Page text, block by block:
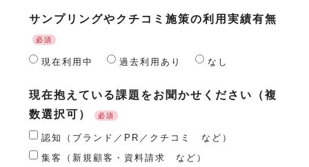
サンプリングやクチコミ施策の利用実績有無
必須
現在利用中 過去利用あり なし
現在抱えている課題をお聞かせください（複
数選択可）
必須
認知（ブランド／PR／クチコミ など）
集客（新規顧客・資料請求 など）